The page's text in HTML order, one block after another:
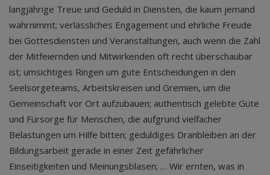
langjährige Treue und Geduld in Diensten, die kaum jemand
wahrnimmt; verlässliches Engagement und ehrliche Freude
bei Gottesdiensten und Veranstaltungen, auch wenn die Zahl
der Mitfeiernden und Mitwirkenden oft recht überschaubar
ist; umsichtiges Ringen um gute Entscheidungen in den
Seelsorgeteams, Arbeitskreisen und Gremien, um die
Gemeinschaft vor Ort aufzubauen; authentisch gelebte Güte
und Fürsorge für Menschen, die aufgrund vielfacher
Belastungen um Hilfe bitten; geduldiges Dranbleiben an der
Bildungsarbeit gerade in einer Zeit gefährlicher
Einseitigkeiten und Meinungsblasen; … Wir ernten, was in